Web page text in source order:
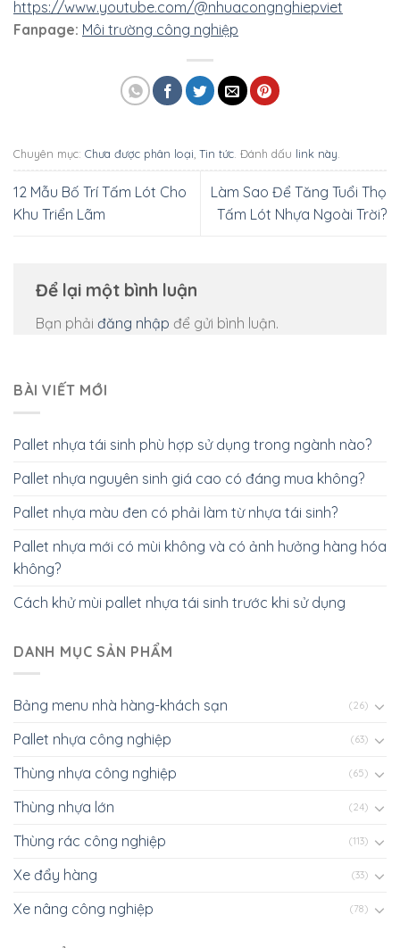
https://www.youtube.com/@nhuacongnghiepviet
Fanpage: Môi trường công nghiệp
Chuyên mục: Chưa được phân loại Tin tức . Đánh dấu link này
12 Mẫu Bố Trí Tấm Lót Cho
Khu Triển Lãm
Làm Sao Để Tăng Tuổi Thọ
Tấm Lót Nhựa Ngoài Trời?
Để lại một bình luận
Bạn phải đăng nhập để gửi bình luận.
BÀI VIẾT MỚI
Pallet nhựa tái sinh phù hợp sử dụng trong ngành nào?
Pallet nhựa nguyên sinh giá cao có đáng mua không?
Pallet nhựa màu đen có phải làm từ nhựa tái sinh?
Pallet nhựa mới có mùi không và có ảnh hưởng hàng hóa
không?
Cách khử mùi pallet nhựa tái sinh trước khi sử dụng
DANH MỤC SẢN PHẨM
Bảng menu nhà hàng-khách sạn (26)
Pallet nhựa công nghiệp (63)
Thùng nhựa công nghiệp (65)
Thùng nhựa lớn (24)
Thùng rác công nghiệp (113)
Xe đẩy hàng (33)
Xe nâng công nghiệp (78)